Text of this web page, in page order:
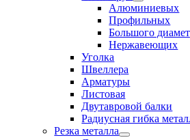
Алюминиевых
Профильных
Большого
Нержавеющих
Уголка
Швеллера
Арматуры
Листовая
Двутавровой балки
Радиусная гибка
Резка металла